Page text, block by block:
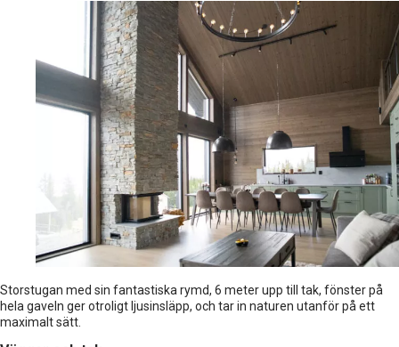
Storstugan med sin fantastiska rymd, 6 meter upp till tak, fönster på
hela gaveln ger otroligt ljusinsläpp, och tar in naturen utanför på ett
maximalt sätt.